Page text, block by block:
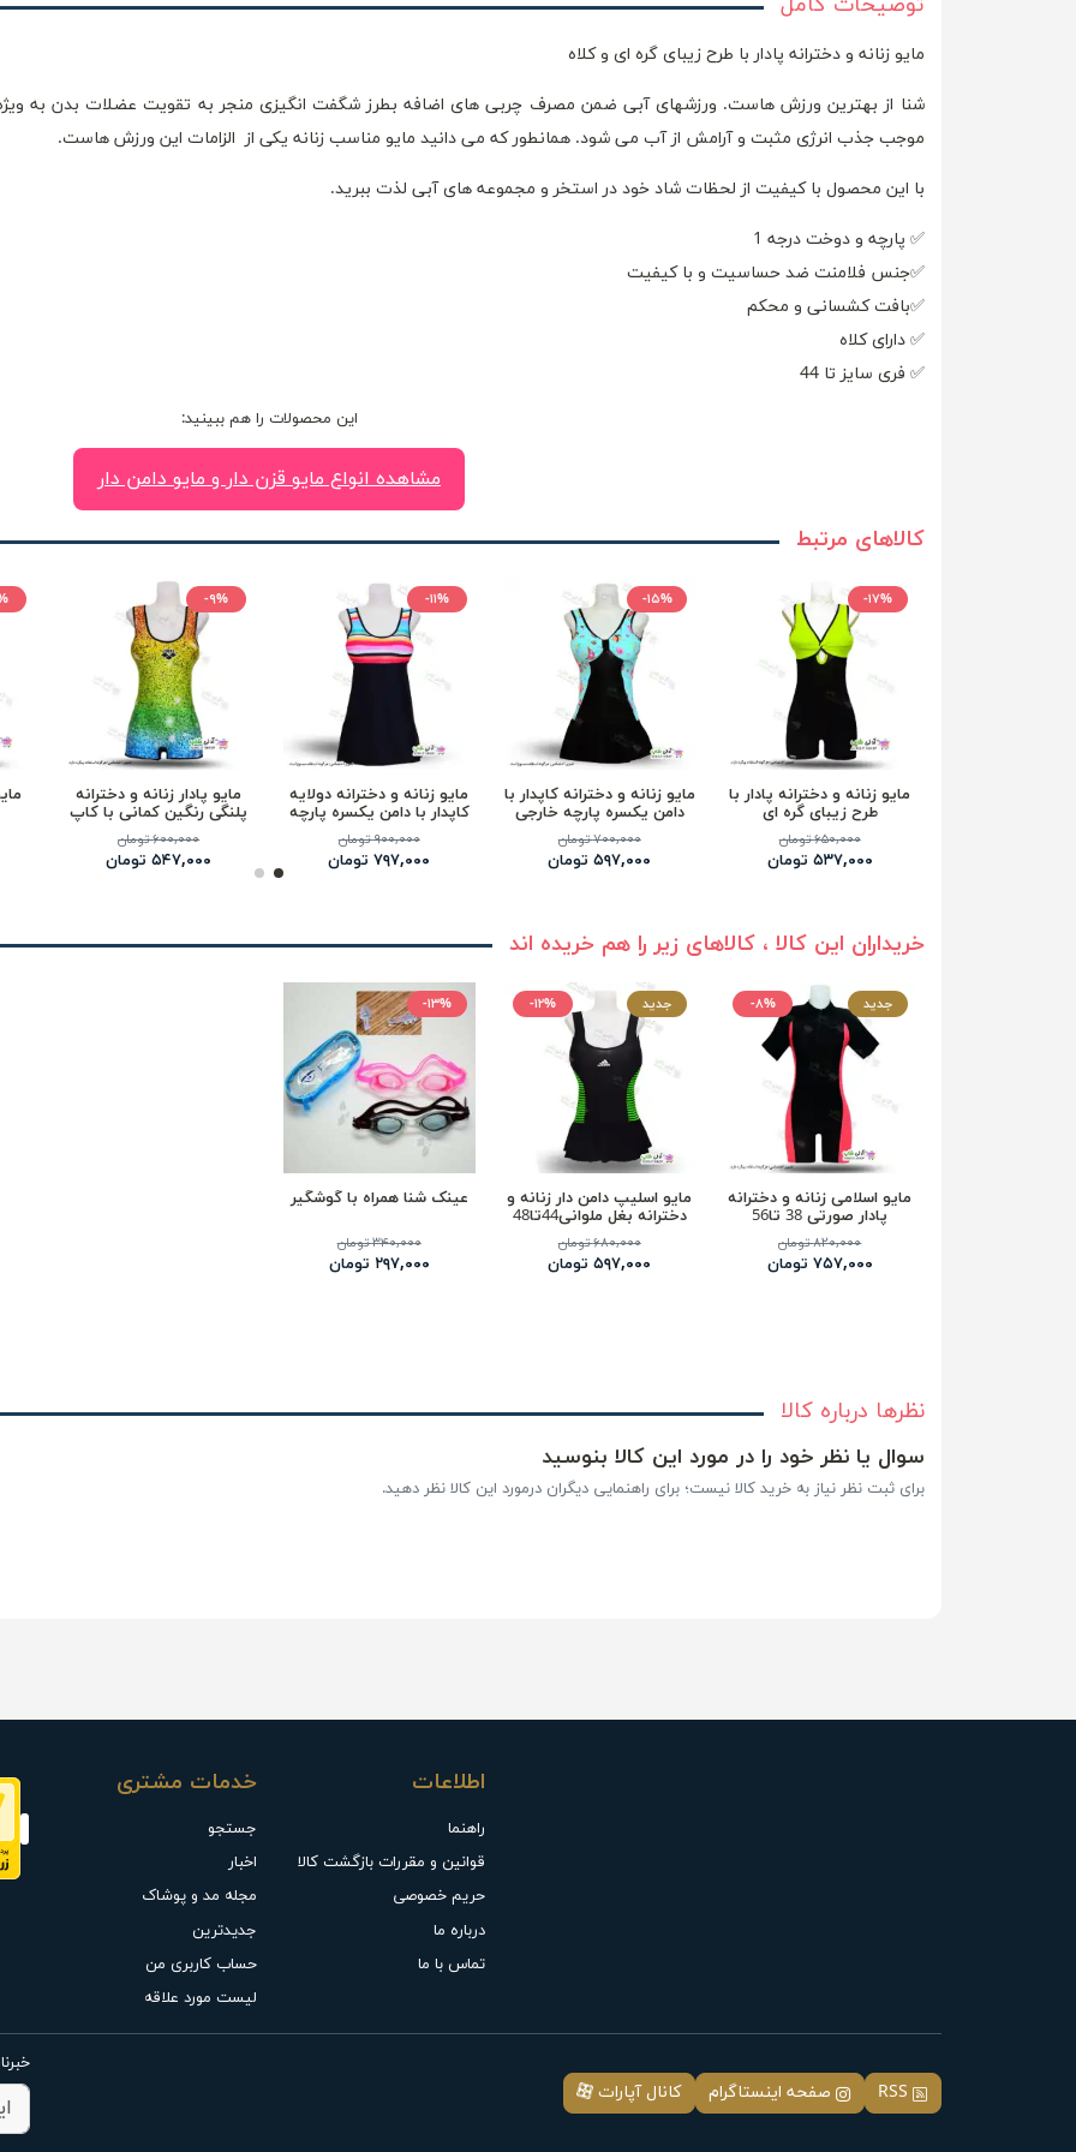
مایو زنانه و دخترانه پادار با طرح زیبای گره ای و کلاه
شنا از بهترین ورزش هاست. ورزشهای آبی ضمن مصرف چربی های اضافه بطرز شگفت انگیزی منجر به تقویت عضلات بدن به
موجب جذب انرژی مثبت و آرامش از آب می شود. همانطور که می دانید مایو مناسب زنانه یکی از الزامات این ورزش هاست.
با این محصول با کیفیت از لحظات شاد خود در استخر و مجموعه های آبی لذت ببرید.
✅ پارچه و دوخت درجه 1
✅جنس فلامنت ضد حساسیت و با کیفیت
✅بافت کشسانی و محکم
✅ دارای کلاه
✅ فری سایز تا 44
این محصولات را هم ببینید:
مشاهده انواع مایو قزن دار و مایو دامن دار
کالاهای مرتبط
-۱۷%
مایو زنانه و دخترانه پادار با
طرح زیبای گره ای
۶۵۰,۰۰۰ تومان
۵۳۷,۰۰۰ تومان
-۱۵%
مایو زنانه و دخترانه کاپدار با
دامن یکسره پارچه خارجی
۷۰۰,۰۰۰ تومان
۵۹۷,۰۰۰ تومان
-۱۱%
مایو زنانه و دخترانه دولایه
کاپدار با دامن یکسره پارچه
خارجی
۹۰۰,۰۰۰ تومان
۷۹۷,۰۰۰ تومان
-۹%
مایو پادار زنانه و دخترانه
پلنگی رنگین کمانی با کاپ
سینه
۶۰۰,۰۰۰ تومان
۵۴۷,۰۰۰ تومان
-
خریداران این کالا ، کالاهای زیر را هم خریده اند
جدید -۸%
مایو اسلامی زنانه و دخترانه
پادار صورتی 38 تا56
۸۲۰,۰۰۰ تومان
۷۵۷,۰۰۰ تومان
جدید -۱۲%
مایو اسلیپ دامن دار زنانه و
دخترانه بغل ملوانی44تا48
۶۸۰,۰۰۰ تومان
۵۹۷,۰۰۰ تومان
-۱۳%
عینک شنا همراه با گوشگیر
۳۴۰,۰۰۰ تومان
۲۹۷,۰۰۰ تومان
نظرها درباره کالا
سوال یا نظر خود را در مورد این کالا بنوسید
برای ثبت نظر نیاز به خرید کالا نیست؛ برای راهنمایی دیگران درمورد این کالا نظر دهید.
اطلاعات
راهنما
قوانین و مقررات بازگشت کالا
حریم خصوصی
درباره ما
تماس با ما
خدمات مشتری
جستجو
اخبار
مجله مد و پوشاک
جدیدترین
حساب کاربری من
لیست مورد علاقه
RSS صفحه اینستاگرام کانال آپارات